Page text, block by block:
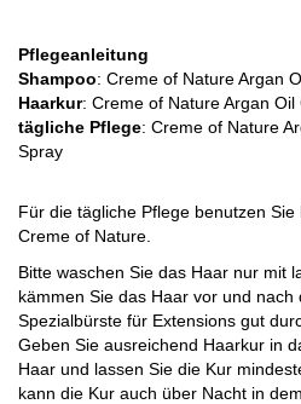
Pflegeanleitung
Shampoo: Creme of Nature Argan
Haarkur: Creme of Nature Argan Oil
tägliche Pflege: Creme of Nature
Spray
Für die tägliche Pflege benutzen
Creme of Nature.
Bitte waschen Sie das Haar nur mit
kämmen Sie das Haar vor und
Spezialbürste für Extensions gut
Geben Sie ausreichend Haarkur in
Haar und lassen Sie die Kur
kann die Kur auch über Nacht in